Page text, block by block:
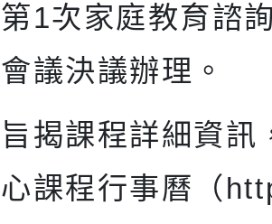
第1次家庭教育諮
會議決議辦理。
旨揭課程詳細資訊
心課程行事曆（